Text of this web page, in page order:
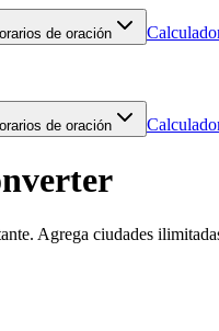
de oración
de oración
Agrega ciudades